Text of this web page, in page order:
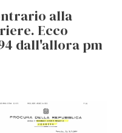
alla
Ecco
dall'allora pm